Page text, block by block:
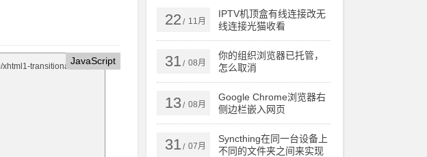
JavaScript
22 / 11月
IPTV机顶盒有线连接改无
线连接光猫收看
31 / 08月
你的组织浏览器已托管，
怎么取消
13/ 08月
Google Chrome浏览器右
侧边栏嵌入网页
31 / 07月
Syncthing在同一台设备上
不同的文件夹之间来实现